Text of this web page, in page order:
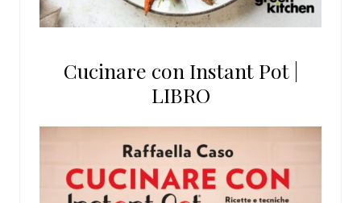
Cucinare con Instant Pot |
LIBRO